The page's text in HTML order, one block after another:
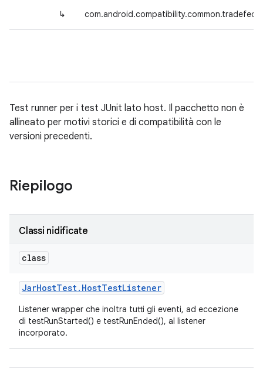
↳
Test runner per i test JUnit lato host. Il pacchetto non è
allineato per motivi storici e di compatibilità con le
versioni precedenti.
Riepilogo
Classi nidificate
class
JarHostTest. HostTestListener
Listener wrapper che inoltra tutti gli eventi, ad eccezione
di testRunStarted() e testRunEnded(), al listener
incorporato.